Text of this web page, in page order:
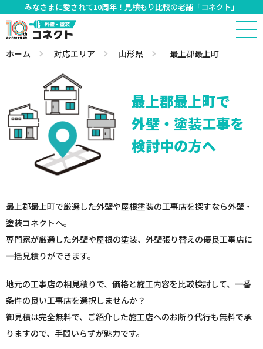
みなさまに愛されて10周年！見積もり比較の老舗「コネクト」
ホーム 対応エリア 山形県 最上郡最上町
最上郡最上町で
外壁・塗装工事を
検討中の方へ
最上郡最上町で厳選した外壁や屋根塗装の工事店を探すなら外壁・
塗装コネクトへ。
専門家が厳選した外壁や屋根の塗装、外壁張り替えの優良工事店に
一括見積りができます。
地元の工事店の相見積りで、価格と施工内容を比較検討して、一番
条件の良い工事店を選択しませんか？
御見積は完全無料で、ご紹介した施工店へのお断り代行も無料で承
りますので、手間いらずが魅力です。